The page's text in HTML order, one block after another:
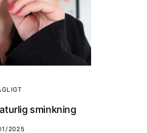
sminkning
2025